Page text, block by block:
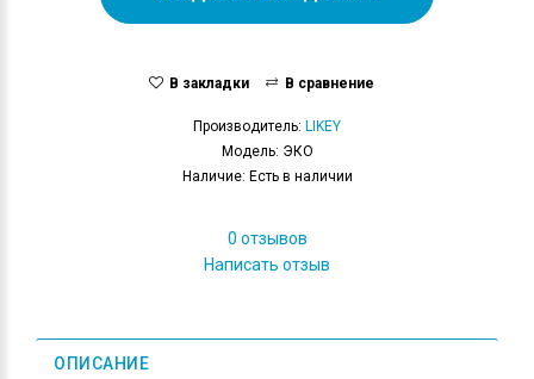
В закладки В сравнение
Производитель: LIKEY
Модель: ЭКО
Наличие: Есть в наличии
0 отзывов
Написать отзыв
ОПИСАНИЕ